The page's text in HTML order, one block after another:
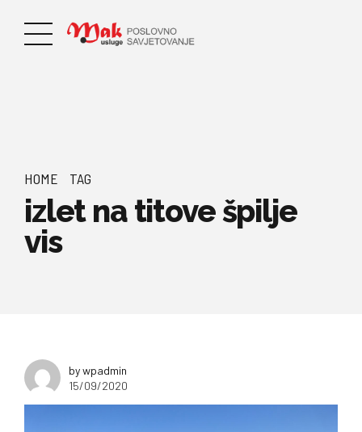
HOME TAG
izlet na titove špilje
vis
by wpadmin
15/09/2020